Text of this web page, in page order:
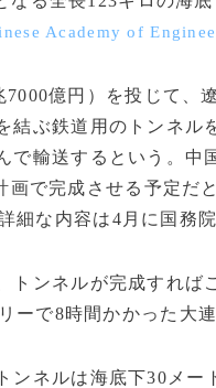
Academy of
億円）を投じて、
結ぶ鉄道用のトンネル
で輸送するという。中
画で完成させる予定だ
細な内容は4月に国務
ンネルが完成すれば
ーで8時間かかった大
ネルは海底下30メー